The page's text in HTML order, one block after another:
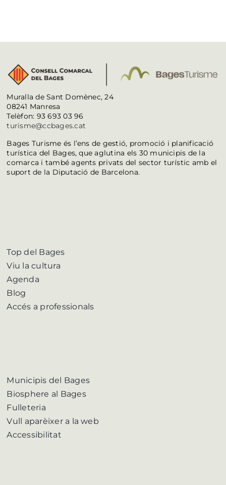
Muralla de Sant Domènec, 24
08241 Manresa
Telèfon: 93 693 03 96
turisme@ccbages.cat
Bages Turisme és l’ens de gestió, promoció i planificació
turística del Bages, que aglutina els 30 municipis de la
comarca i també agents privats del sector turístic amb el
suport de la Diputació de Barcelona.
Top del Bages
Viu la cultura
Agenda
Blog
Accés a professionals
Municipis del Bages
Biosphere al Bages
Fulleteria
Vull aparèixer a la web
Accessibilitat